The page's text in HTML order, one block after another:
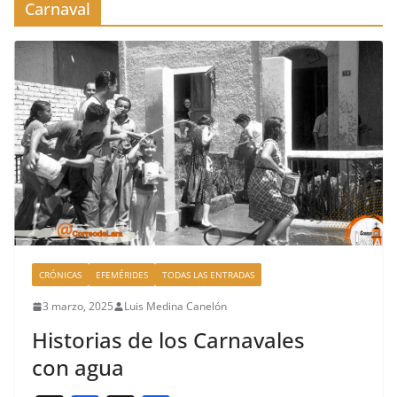
Carnaval
CRÓNICAS EFEMÉRIDES TODAS LAS ENTRADAS
3 marzo, 2025 Luis Medina Canelón
Historias de los Carnavales
con agua